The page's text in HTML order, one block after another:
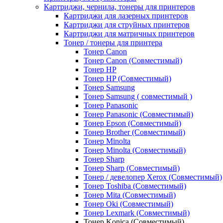
Картриджи, чернила, тонеры для принтеров
Картриджи для лазерных принтеров
Картриджи для струйных принтеров
Картриджи для матричных принтеров
Тонер / тонеры для принтера
Тонер Canon
Тонер Canon (Совместимый)
Тонер HP
Тонер HP (Совместимый)
Тонер Samsung
Тонер Samsung ( совместимый )
Тонер Panasonic
Тонер Panasonic (Совместимый)
Тонер Epson (Совместимый)
Тонер Brother (Совместимый)
Тонер Minolta
Тонер Minolta (Совместимый)
Тонер Sharp
Тонер Sharp (Совместимый)
Тонер / девелопер Xerox (Совместимый)
Тонер Toshiba (Совместимый)
Тонер Mita (Совместимый)
Тонер Oki (Совместимый)
Тонер Lexmark (Совместимый)